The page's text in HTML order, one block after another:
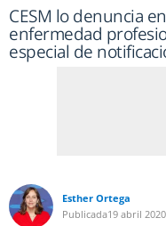
CESM lo denuncia
enfermedad
especial de
Esther Ortega
Publicada19 abril 2020